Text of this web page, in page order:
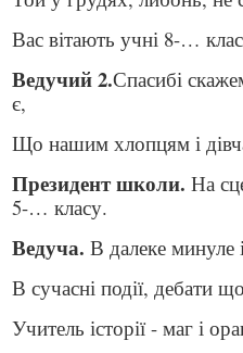
Вас вітають учні 8-…
Ведучий 2.Спасибі
є,
Що нашим хлопцям і
Президент школи.На
5-… класу.
Ведуча.В далеке минуле
В сучасні події, дебати
Учитель історії - маг і